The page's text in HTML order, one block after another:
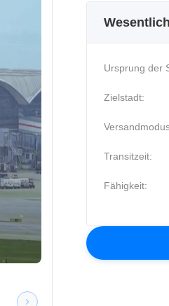
Ursprung der
Zielstadt:
Transitzeit:
Fähigkeit: